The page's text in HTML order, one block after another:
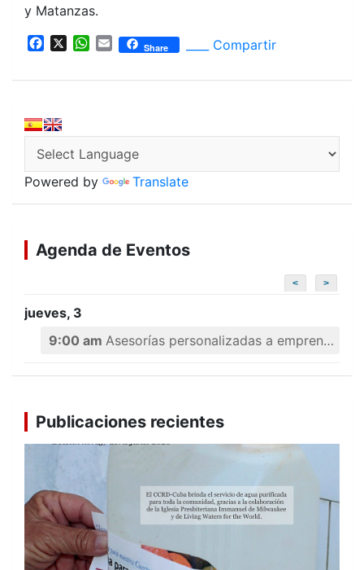
y Matanzas.
o
o
k
W
p
p
E
Share ____ Compartir
Powered by Translate
Agenda de Eventos
< >
jueves, 3
9:00 am Asesorías personalizadas a emprendedores
Publicaciones recientes